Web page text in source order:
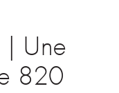
| Une
820